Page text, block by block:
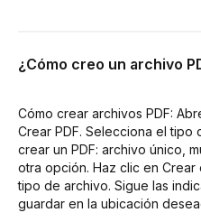
¿Cómo creo un archivo
Cómo crear archivos PDF:
Crear PDF. Selecciona el
crear un PDF: archivo único,
otra opción. Haz clic en
tipo de archivo. Sigue las
guardar en la ubicación